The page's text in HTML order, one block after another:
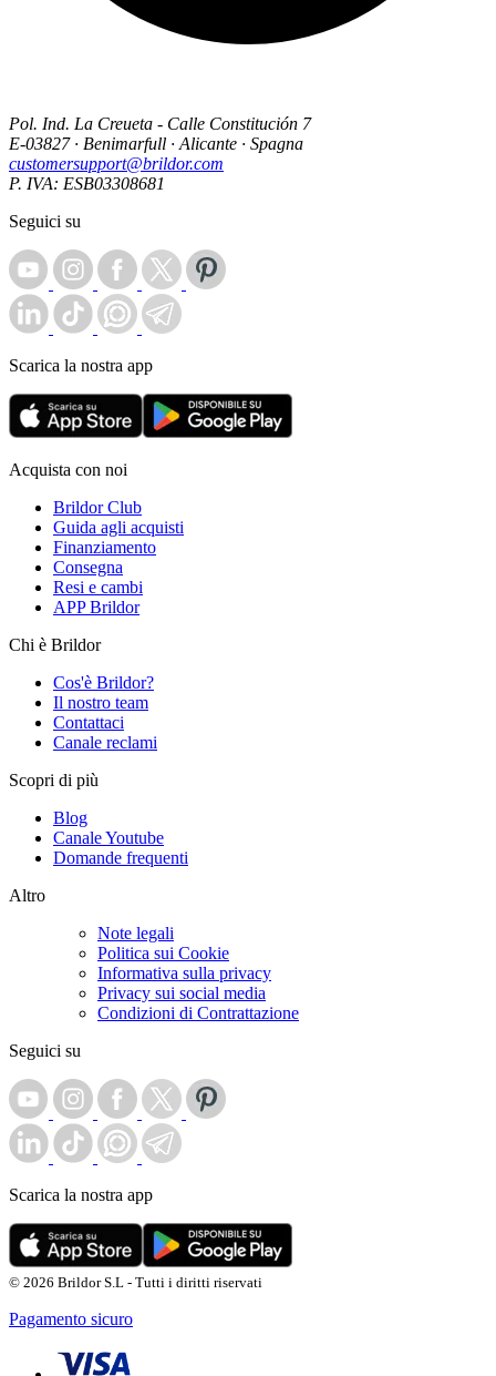
Pol. Ind. La Creueta - Calle Constitución 7
E-03827 · Benimarfull · Alicante · Spagna
customersupport@brildor.com
P. IVA: ESB03308681
Seguici su
Scarica la nostra app
Acquista con noi
Brildor Club
Guida agli acquisti
Finanziamento
Consegna
Resi e cambi
APP Brildor
Chi è Brildor
Cos'è Brildor?
Il nostro team
Contattaci
Canale reclami
Scopri di più
Blog
Canale Youtube
Domande frequenti
Altro
Note legali
Politica sui Cookie
Informativa sulla privacy
Privacy sui social media
Condizioni di Contrattazione
Seguici su
Scarica la nostra app
© 2026 Brildor S.L - Tutti i diritti riservati
Pagamento sicuro